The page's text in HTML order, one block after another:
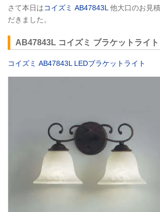
さて本日はコイズミ AB47843L 他大口のお見
だきました。
AB47843L コイズミ ブラケットライト
コイズミ AB47843L LEDブラケットライト